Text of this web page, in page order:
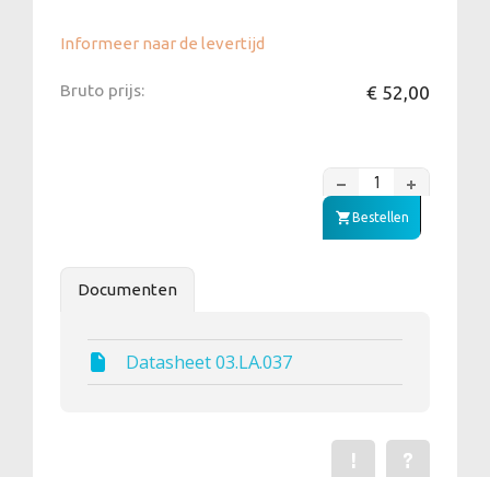
Informeer naar de levertijd
Bruto prijs: € 52,00
Bestellen
Documenten
Datasheet 03.LA.037
Stel een
?
Een fout gevonden?
!